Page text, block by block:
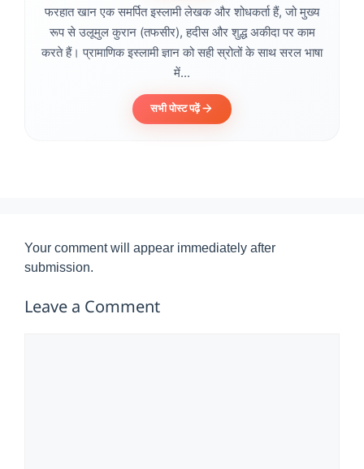
फरहात खान एक समर्पित इस्लामी लेखक और शोधकर्ता हैं, जो मुख्य
रूप से उलूमुल कुरान (तफसीर), हदीस और शुद्ध अकीदा पर काम
करते हैं। प्रामाणिक इस्लामी ज्ञान को सही स्रोतों के साथ सरल भाषा
में...
सभी पोस्ट पढ़ें
Your comment will appear immediately after
submission.
Leave a Comment